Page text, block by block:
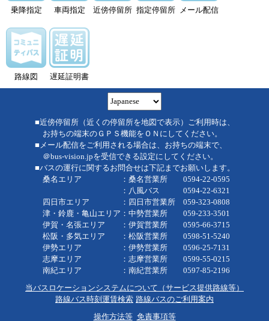
乗降指定 車両指定 近傍停留所 指定停留所 メール配信
路線図 遅延証明書
■近傍停留所（近くの停留所を地図で表示）ご利用時は、
お持ちの端末のＧＰＳ機能をＯＮにしてください。
■メール配信をご利用される場合は、お持ちの端末で、
＠bus-vision.jpを受信できる設定にしてください。
■バスの運行に関するお問合せは下記までお願いします。
桑名エリア ：桑名営業所 0594-22-0595
：八風バス 0594-22-6321
四日市エリア ：四日市営業所 059-323-0808
津・鈴鹿・亀山エリア：中勢営業所 059-233-3501
伊賀・名張エリア ：伊賀営業所 0595-66-3715
松阪・多気エリア ：松阪営業所 0598-51-5240
伊勢エリア ：伊勢営業所 0596-25-7131
志摩エリア ：志摩営業所 0599-55-0215
南紀エリア ：南紀営業所 0597-85-2196
当バスロケーションシステムについて（サービス提供路線等）
路線バス時刻運賃検索 路線バスのご利用案内
操作方法等 免責事項等